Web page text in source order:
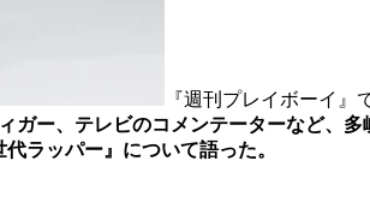
『週刊プレイボーイ
ガー、テレビのコメンテーターなど、
ラッパー』について語った。